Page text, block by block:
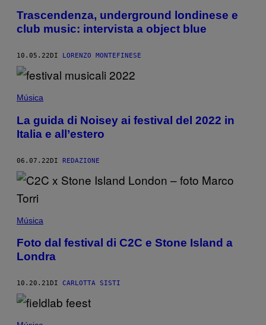
Trascendenza, underground londinese e
club music: intervista a object blue
10.05.22DI LORENZO MONTEFINESE
Música
La guida di Noisey ai festival del 2022 in
Italia e all’estero
06.07.22DI REDAZIONE
Música
Foto dal festival di C2C e Stone Island a
Londra
10.20.21 DI CARLOTTA SISTI